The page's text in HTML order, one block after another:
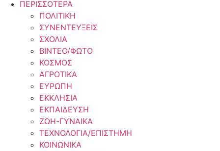
ΠΕΡΙΣΣΟΤΕΡΑ
ΠΟΛΙΤΙΚΗ
ΣΥΝΕΝΤΕΥΞΕΙΣ
ΣΧΟΛΙΑ
ΒΙΝΤΕΟ/ΦΩΤΟ
ΚΟΣΜΟΣ
ΑΓΡΟΤΙΚΑ
ΕΥΡΩΠΗ
ΕΚΚΛΗΣΙΑ
ΕΚΠΑΙΔΕΥΣΗ
ΖΩΗ-ΓΥΝΑΙΚΑ
ΤΕΧΝΟΛΟΓΙΑ/ΕΠΙΣΤΗΜΗ
ΚΟΙΝΩΝΙΚΑ